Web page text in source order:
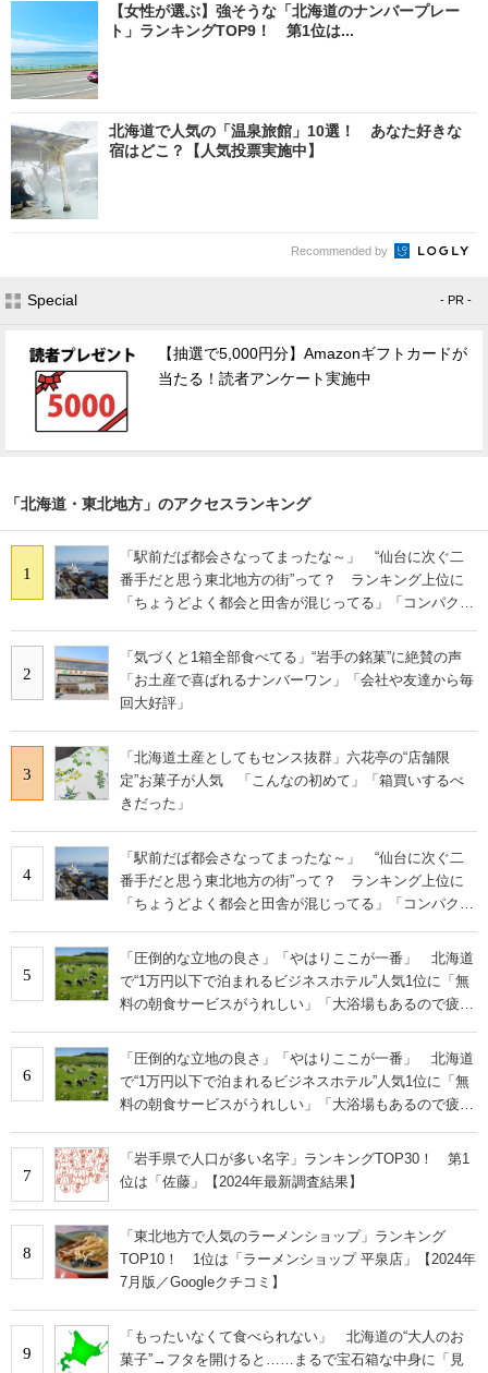
【女性が選ぶ】強そうな「北海道のナンバープレー
ト」ランキングTOP9！ 第1位は...
北海道で人気の「温泉旅館」10選！ あなた好きな
宿はどこ？【人気投票実施中】
Recommended by
Special - PR -
【抽選で5,000円分】Amazonギフトカードが
当たる！読者アンケート実施中
「北海道・東北地方」のアクセスランキング
1
「駅前だば都会さなってまったな～」 “仙台に次ぐ二
番手だと思う東北地方の街”って？ ランキング上位に
「ちょうどよく都会と田舎が混じってる」「コンパクト
2
「気づくと1箱全部食べてる」“岩手の銘菓”に絶賛の声
「お土産で喜ばれるナンバーワン」「会社や友達から毎
回大好評」
3
「北海道土産としてもセンス抜群」六花亭の“店舗限
定”お菓子が人気 「こんなの初めて」「箱買いするべ
きだった」
4
「駅前だば都会さなってまったな～」 “仙台に次ぐ二
番手だと思う東北地方の街”って？ ランキング上位に
「ちょうどよく都会と田舎が混じってる」「コンパクト
5
「圧倒的な立地の良さ」「やはりここが一番」 北海道
で“1万円以下で泊まれるビジネスホテル”人気1位に「無
料の朝食サービスがうれしい」「大浴場もあるので疲れ
6
「圧倒的な立地の良さ」「やはりここが一番」 北海道
で“1万円以下で泊まれるビジネスホテル”人気1位に「無
料の朝食サービスがうれしい」「大浴場もあるので疲れ
7
「岩手県で人口が多い名字」ランキングTOP30！ 第1
位は「佐藤」【2024年最新調査結果】
8
「東北地方で人気のラーメンショップ」ランキング
TOP10！ 1位は「ラーメンショップ 平泉店」【2024年
7月版／Googleクチコミ】
9
「もったいなくて食べられない」 北海道の“大人のお
菓子”→フタを開けると……まるで宝石箱な中身に「見